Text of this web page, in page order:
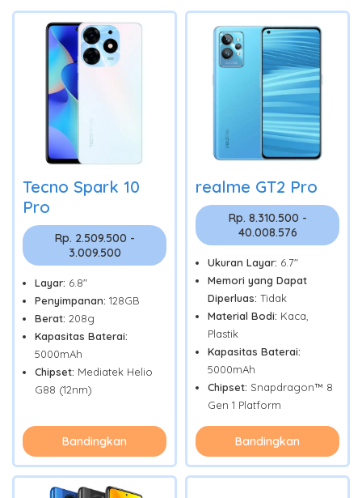
Tecno Spark 10
Pro
Rp. 2.509.500 -
3.009.500
Layar: 6.8"
Penyimpanan: 128GB
Berat: 208g
Kapasitas Baterai:
5000mAh
Chipset: Mediatek Helio
G88 (12nm)
Bandingkan
realme GT2 Pro
Rp. 8.310.500 -
40.008.576
Ukuran Layar: 6.7"
Memori yang Dapat
Diperluas: Tidak
Material Bodi: Kaca,
Plastik
Kapasitas Baterai:
5000mAh
Chipset: Snapdragon™ 8
Gen 1 Platform
Bandingkan